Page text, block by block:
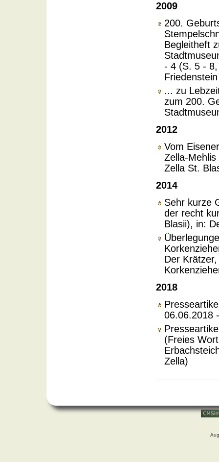
2009
200.
Begleitheft
- 4 (S. 5 -
... zu
zum 200.
2012
Vom
Zella-
Zella St.
2014
Sehr kurze
der recht
Blasii), in:
Der
2018
06.06.2018
(Freies
Zella)